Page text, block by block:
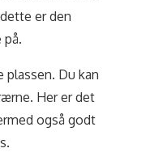
er den
på.
Du kan
Her er det
også godt